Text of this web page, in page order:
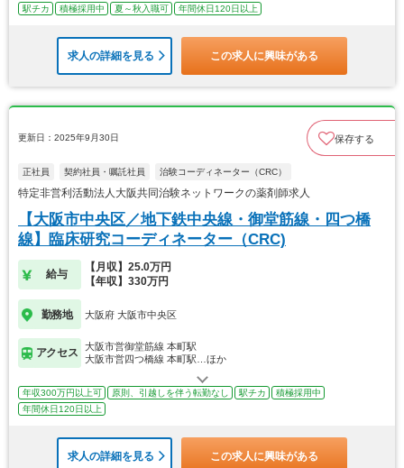
駅チカ
積極採用中 夏～秋入職可 年間休日120日以上
求人の詳細を見る この求人に興味がある
更新日：2025年9月30日 保存する
正社員 契約社員・嘱託社員 治験コーディネーター（CRC）
特定非営利活動法人大阪共同治験ネットワークの薬剤師求人
【大阪市中央区／地下鉄中央線・御堂筋線・四つ橋
線】臨床研究コーディネーター（CRC)
給与
【月収】25.0万円
【年収】330万円
勤務地 大阪府 大阪市中央区
アクセス
大阪市営御堂筋線 本町駅
大阪市営四つ橋線 本町駅…ほか
年収300万円以上可 原則、引越しを伴う転勤なし 駅チカ
積極採用中
年間休日120日以上
求人の詳細を見る この求人に興味がある